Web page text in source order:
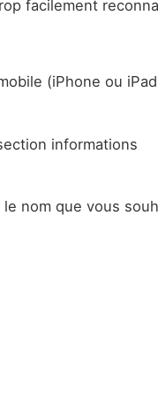
facilement
(iPhone ou
informations
nom que vous